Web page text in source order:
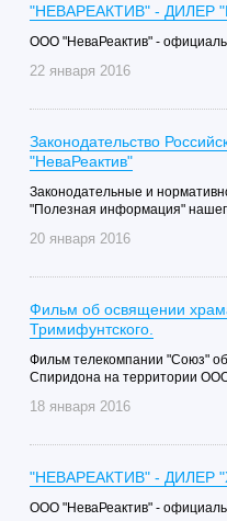
"НЕВАРЕАКТИВ" - ДИЛЕР
ООО "НеваРеактив" -
22 января 2016
Законодательство
"НеваРеактив"
Законодательные и
"Полезная информация"
20 января 2016
Фильм об освящении
Тримифунтского.
Фильм телекомпании "Союз"
Спиридона на территории
18 января 2016
"НЕВАРЕАКТИВ" - ДИЛЕР
ООО "НеваРеактив" -